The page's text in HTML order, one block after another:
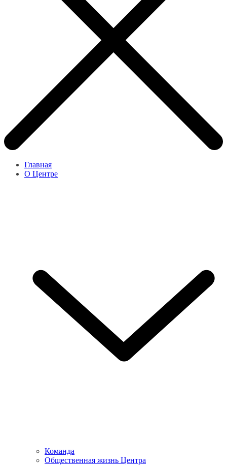
Главная
О Центре
Команда
Общественная жизнь Центра